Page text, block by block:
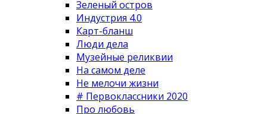
Зеленый остров
Индустрия 4.0
Карт-бланш
Люди дела
Музейные реликвии
На самом деле
Не мелочи жизни
# Первоклассники 2020
Про любовь